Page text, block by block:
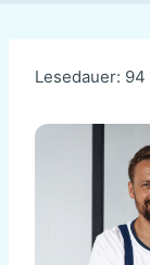
Lesedauer: 94